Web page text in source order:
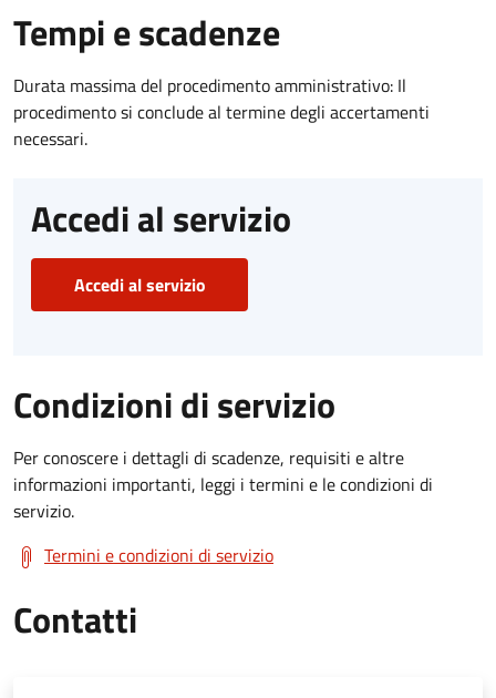
Tempi e scadenze
Durata massima del procedimento amministrativo: Il
procedimento si conclude al termine degli accertamenti
necessari.
Accedi al servizio
Accedi al servizio
Condizioni di servizio
Per conoscere i dettagli di scadenze, requisiti e altre
informazioni importanti, leggi i termini e le condizioni di
servizio.
Termini e condizioni di servizio
Contatti